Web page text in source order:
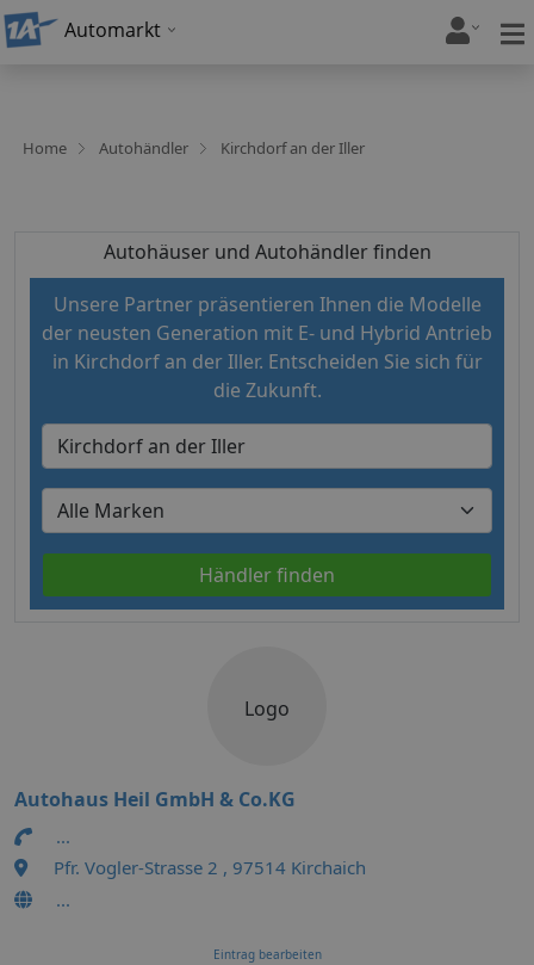
Automarkt
Home Autohändler Kirchdorf an der Iller
Autohäuser und Autohändler finden
Unsere Partner präsentieren Ihnen die Modelle
der neusten Generation mit E- und Hybrid Antrieb
in Kirchdorf an der Iller. Entscheiden Sie sich für
die Zukunft.
Händler finden
Logo
Autohaus Heil GmbH & Co.KG
...
Pfr. Vogler-Strasse 2 , 97514 Kirchaich
...
Eintrag bearbeiten